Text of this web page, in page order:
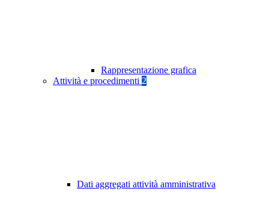
Rappresentazione grafica
Attività e procedimenti 2
Dati aggregati attività amministrativa